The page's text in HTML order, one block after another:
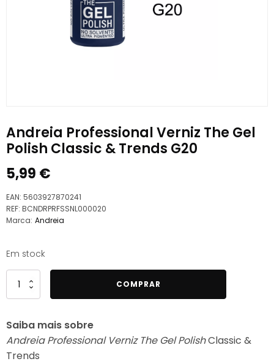
Andreia Professional Verniz The Gel
Polish Classic & Trends G20
5,99 €
EAN: 5603927870241
REF: BCNDRPRFSSNL000020
Marca: Andreia
Em stock
Quantidade
de
Professional
Verniz
The
COMPRAR
Saiba mais sobre
Andreia Professional Verniz The Gel PolishClassic &
Trends